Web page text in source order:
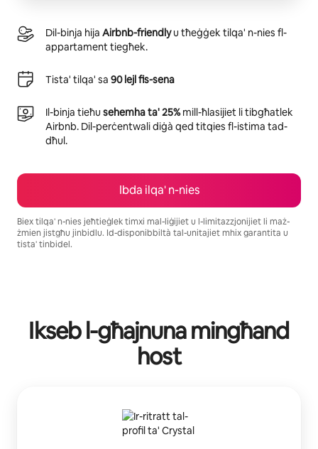
Dil-binja hija Airbnb-friendlyu tħeġġek tilqa' n-nies fl-
appartament tiegħek.
Tista' tilqa' sa 90 lejl fis-sena
Il-binja tieħu sehemha ta' 25%mill-ħlasijiet li tibgħatlek
Airbnb. Dil-perċentwali diġà qed titqies fl-istima tad-
dħul.
Ibda ilqa' n-nies
Biex tilqa' n-nies jeħtieġlek timxi mal-liġijiet u l-limitazzjonijiet li maż-
żmien jistgħu jinbidlu. Id-disponibbiltà tal-unitajiet mhix garantita u
tista' tinbidel.
Ikseb l-għajnuna mingħand
host